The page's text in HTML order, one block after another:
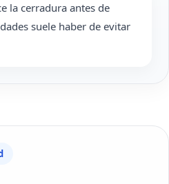
la cerradura antes de
suele haber de evitar